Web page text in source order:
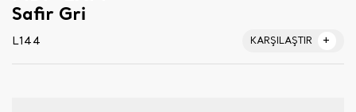
Safir Gri
L144 KARŞILAŞTIR